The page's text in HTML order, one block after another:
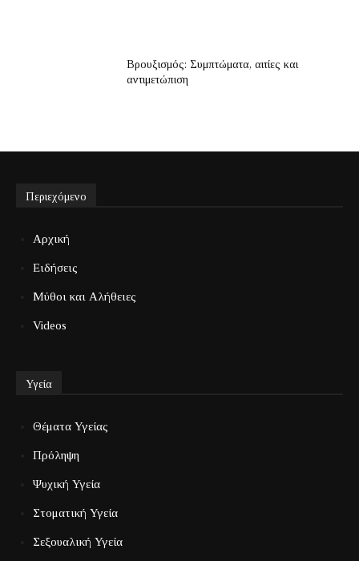
Βρουξισμός: Συμπτώματα, αιτίες και
αντιμετώπιση
Περιεχόμενο
Αρχική
Ειδήσεις
Μύθοι και Αλήθειες
Videos
Υγεία
Θέματα Υγείας
Πρόληψη
Ψυχική Υγεία
Στοματική Υγεία
Σεξουαλική Υγεία